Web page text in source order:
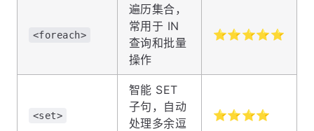
<foreach>
遍历集合，
常用于 IN
查询和批量
操作
⭐⭐⭐⭐⭐
<set>
智能 SET
子句，自动
处理多余逗
⭐⭐⭐⭐